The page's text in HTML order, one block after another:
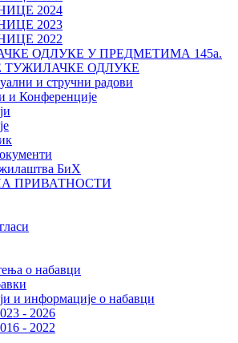
2024
2023
2022
ОДЛУКЕ У ПРЕДМЕТИМА 145а.
ТУЖИЛАЧКЕ ОДЛУКЕ
и стручни радови
и Конференције
БиХ
ПРИВАТНОСТИ
о набавци
и информације о набавци
- 2026
- 2022